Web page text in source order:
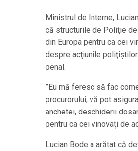
Ministrul de Interne,
că structurile de Poliţie
din Europa pentru ca cei
despre acţiunile
penal.
”Eu mă feresc să fac
procurorului, vă pot
anchetei, deschiderii
pentru ca cei vinovaţi de
Lucian Bode a arătat că